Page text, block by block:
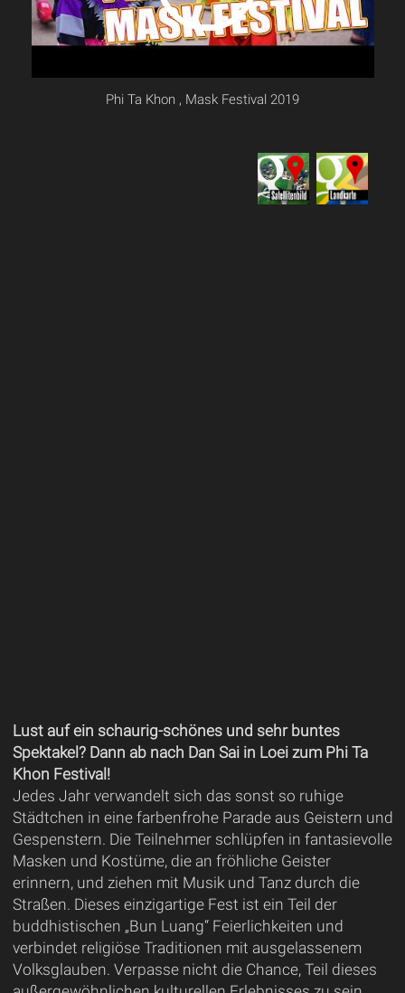
Phi Ta Khon , Mask Festival 2019
Lust auf ein schaurig-schönes und sehr buntes
Spektakel? Dann ab nach Dan Sai in Loei zum Phi Ta
Khon Festival!
Jedes Jahr verwandelt sich das sonst so ruhige
Städtchen in eine farbenfrohe Parade aus Geistern und
Gespenstern. Die Teilnehmer schlüpfen in fantasievolle
Masken und Kostüme, die an fröhliche Geister
erinnern, und ziehen mit Musik und Tanz durch die
Straßen. Dieses einzigartige Fest ist ein Teil der
buddhistischen „Bun Luang“ Feierlichkeiten und
verbindet religiöse Traditionen mit ausgelassenem
Volksglauben. Verpasse nicht die Chance, Teil dieses